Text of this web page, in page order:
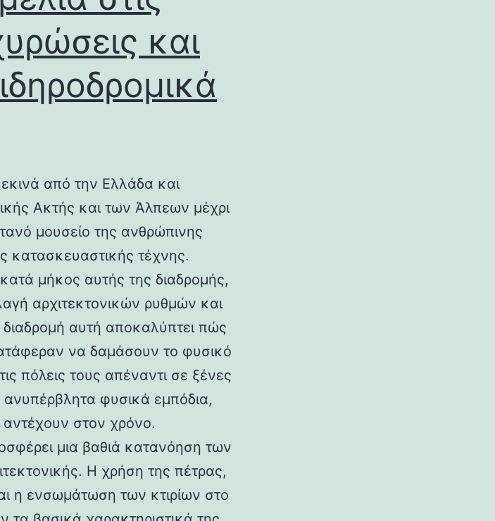
και
από την Ελλάδα και
Ακτής και των Άλπεων μέχρι
μουσείο της ανθρώπινης
κατασκευαστικής τέχνης.
κατά μήκος αυτής της διαδρομής,
αρχιτεκτονικών ρυθμών και
αυτή αποκαλύπτει πώς
να δαμάσουν το φυσικό
πόλεις τους απέναντι σε ξένες
φυσικά εμπόδια,
στον χρόνο.
μια βαθιά κατανόηση των
Η χρήση της πέτρας,
η ενσωμάτωση των κτιρίων στο